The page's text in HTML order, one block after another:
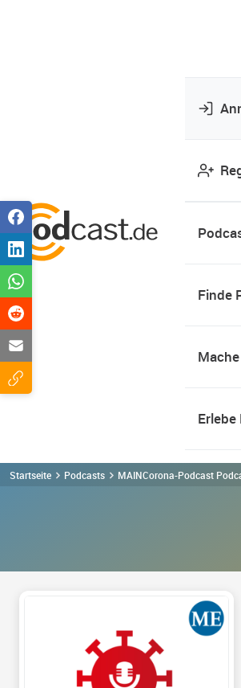
Finde
Startseite Podcasts MAINCorona-Podcast